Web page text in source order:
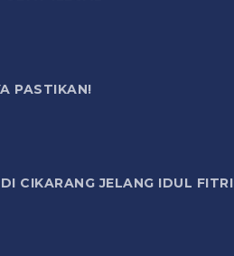
PASTIKAN!
CIKARANG JELANG IDUL FITRI